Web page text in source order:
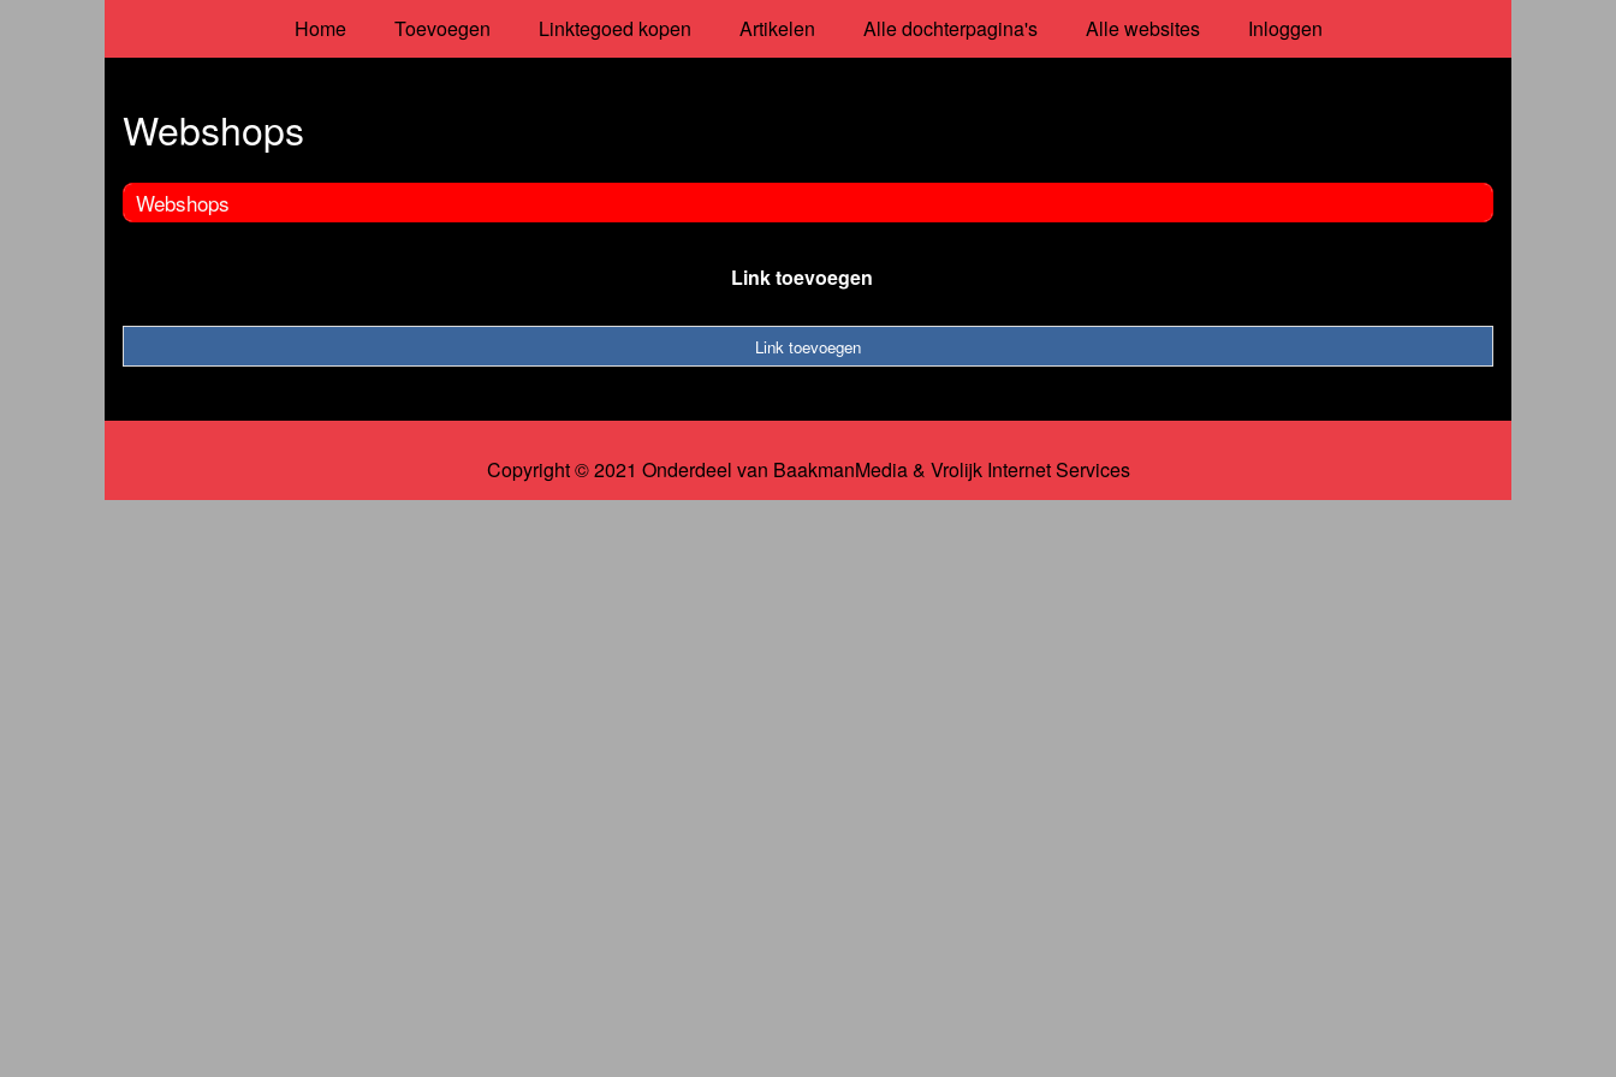
Home Toevoegen Linktegoed kopen Artikelen Alle dochterpagina's Alle websites Inloggen
Webshops
Webshops
Link toevoegen
Link toevoegen
Copyright © 2021 Onderdeel van BaakmanMedia& Vrolijk Internet Services